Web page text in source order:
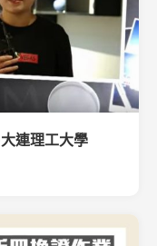
連理工大學